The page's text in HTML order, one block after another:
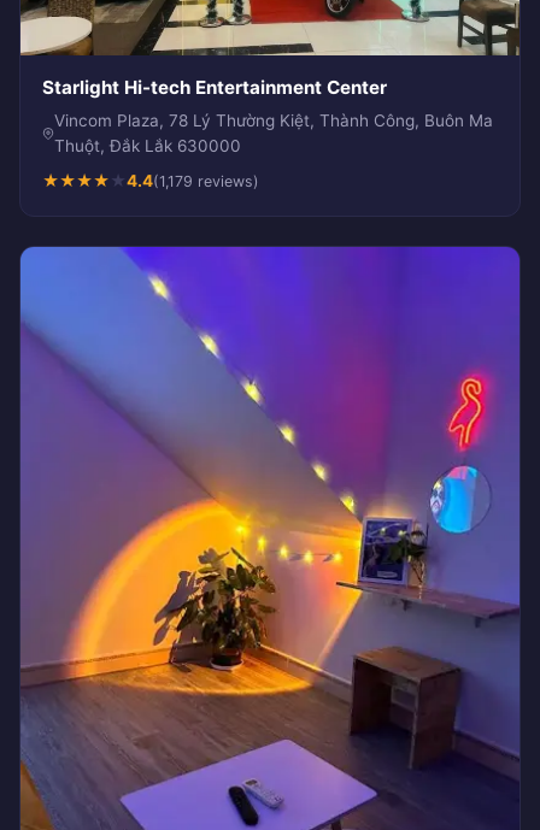
Starlight Hi-tech Entertainment Center
Vincom Plaza, 78 Lý Thường Kiệt, Thành Công, Buôn Ma
Thuột, Đắk Lắk 630000
★★★★★4.4(1,179 reviews)